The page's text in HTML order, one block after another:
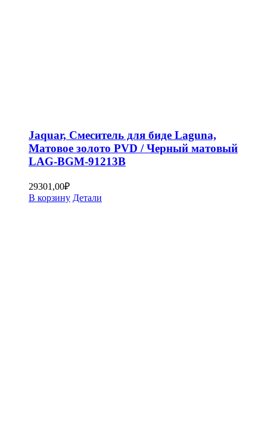
Jaquar, Смеситель для биде Laguna,
Матовое золото PVD / Черный матовый
LAG-BGM-91213B
29301,00₽
В корзину Детали